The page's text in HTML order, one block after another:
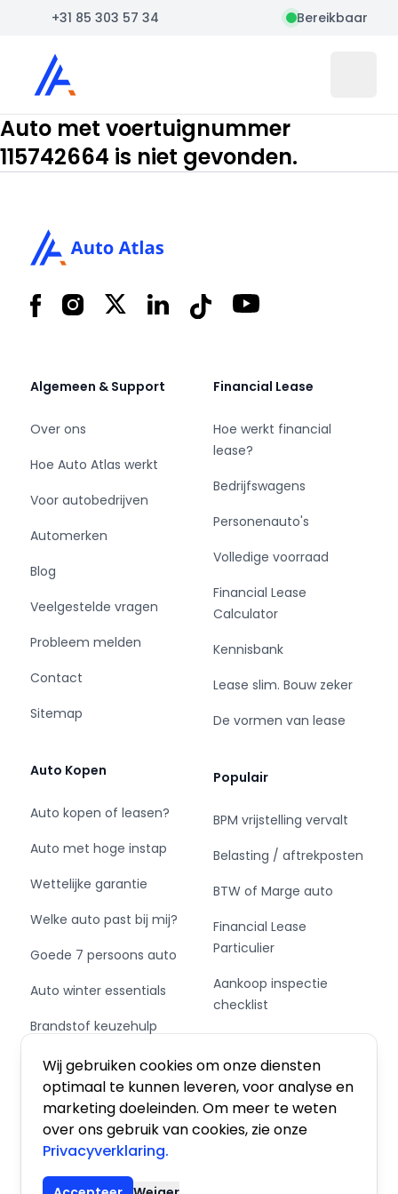
Wij gebruiken cookies om onze diensten
optimaal te kunnen leveren, voor analyse en
marketing doeleinden. Om meer te weten
over ons gebruik van cookies, zie onze
Privacyverklaring.
+31 85 303 57 34 Bereikbaar
Auto Atlas
Auto met voertuignummer
115742664 is niet gevonden.
FacebookInstagram
X LinkedInTiktok YouTube
Algemeen & Support
Over ons
Hoe Auto Atlas werkt
Voor autobedrijven
Automerken
Blog
Veelgestelde vragen
Probleem melden
Contact
Sitemap
Auto Kopen
Auto kopen of leasen?
Auto met hoge instap
Wettelijke garantie
Welke auto past bij mij?
Goede 7 persoons auto
Auto winter essentials
Brandstof keuzehulp
Schakel of automaat?
Financial Lease
Hoe werkt financial
lease?
Bedrijfswagens
Personenauto's
Volledige voorraad
Financial Lease
Calculator
Kennisbank
Lease slim. Bouw zeker
De vormen van lease
Populair
BPM vrijstelling vervalt
Belasting / aftrekposten
BTW of Marge auto
Financial Lease
Particulier
Aankoop inspectie
checklist
Private Leasen,
Financieren of Kopen?